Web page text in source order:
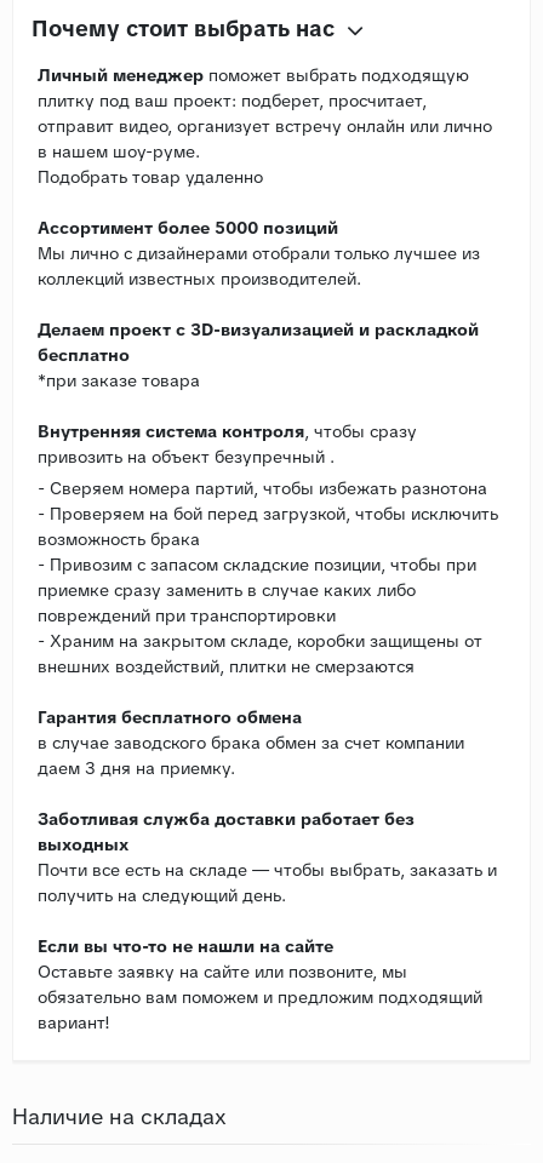
Почему стоит выбрать нас
Личный менеджер поможет выбрать подходящую
плитку под ваш проект: подберет, просчитает,
отправит видео, организует встречу онлайн или лично
в нашем шоу-руме.
Подобрать товар удаленно
Ассортимент более 5000 позиций
Мы лично с дизайнерами отобрали только лучшее из
коллекций известных производителей.
Делаем проект с 3D-визуализацией и раскладкой
бесплатно
*при заказе товара
Внутренняя система контроля , чтобы сразу
привозить на объект безупречный .
- Сверяем номера партий, чтобы избежать разнотона
- Проверяем на бой перед загрузкой, чтобы исключить
возможность брака
- Привозим с запасом складские позиции, чтобы при
приемке сразу заменить в случае каких либо
повреждений при транспортировки
- Храним на закрытом складе, коробки защищены от
внешних воздействий, плитки не смерзаются
Гарантия бесплатного обмена
в случае заводского брака обмен за счет компании
даем 3 дня на приемку.
Заботливая служба доставки работает без
выходных
Почти все есть на складе — чтобы выбрать, заказать и
получить на следующий день.
Если вы что-то не нашли на сайте
Оставьте заявку на сайте или позвоните, мы
обязательно вам поможем и предложим подходящий
вариант!
Наличие на складах